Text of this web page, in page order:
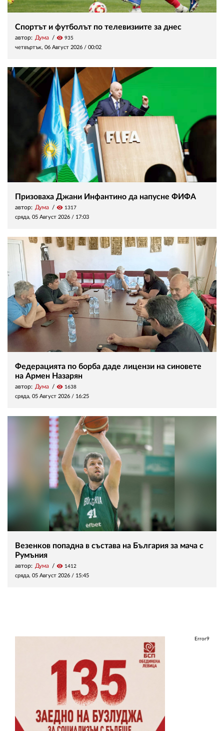
Спортът и футболът по телевизиите за днес
автор: Дума visibility 935
четвъртък, 06 Август 2026 / 00:02
Призоваха Джани Инфантино да напусне ФИФА
автор: Дума visibility 1317
сряда, 05 Август 2026 / 17:03
Федерацията по борба даде лицензи на синовете
на Армен Назарян
автор: Дума visibility 1638
сряда, 05 Август 2026 / 16:25
Везенков попадна в състава на България за мача с
Румъния
автор: Дума visibility 1412
сряда, 05 Август 2026 / 15:45
Error9